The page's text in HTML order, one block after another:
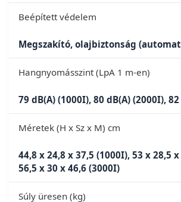
Beépített védelem
Megszakító, olajbiztonság
Hangnyomásszint (LpA 1 m-en)
79 dB(A) (1000I), 80 dB(A) (2000I),
Méretek (H x Sz x M) cm
44,8 x 24,8 x 37,5 (1000I), 53 x 28,5
56,5 x 30 x 46,6 (3000I)
Súly üresen (kg)